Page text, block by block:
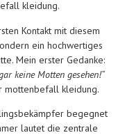
kleidung.
Kontakt mit diesem
ein hochwertiges
Mein erster Gedanke:
keine Motten gesehen!“
mottenbefall kleidung.
begegnet
lautet die zentrale